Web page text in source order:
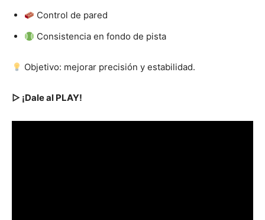
Control de pared
Consistencia en fondo de pista
Objetivo: mejorar precisión y estabilidad.
▷ ¡Dale al PLAY!